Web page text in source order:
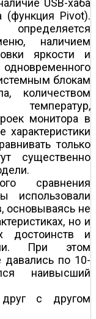
USB-хаба
(функция Pivot).
определяется
наличием
яркости и
блокам
количеством
температур,
монитора в
только
существенно
сравнения
основываясь не
но и
достоинств и
При этом
давались по 10-
наивысший
с другом